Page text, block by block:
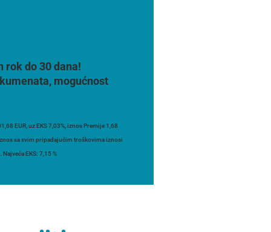
rok do 30 dana!
mogućnost
EUR, uz EKS 7,03%, iznos Premije 1,68
sa svim pripadajućim troškovima iznosi
EKS: 7,15 %